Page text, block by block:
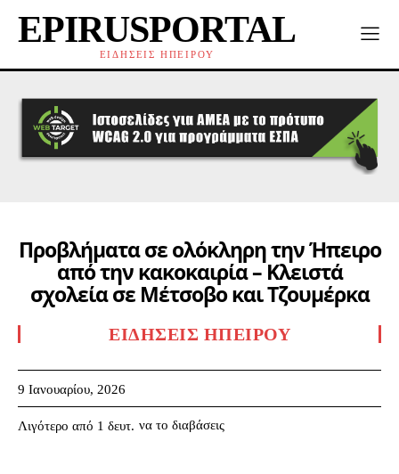
EPIRUSPORTAL
ΕΙΔΗΣΕΙΣ ΗΠΕΙΡΟΥ
Προβλήματα σε ολόκληρη την Ήπειρο
από την κακοκαιρία – Κλειστά
σχολεία σε Μέτσοβο και Τζουμέρκα
ΕΙΔΉΣΕΙΣ ΗΠΕΊΡΟΥ
9 Ιανουαρίου, 2026
Λιγότερο από 1 δευτ. να το διαβάσεις